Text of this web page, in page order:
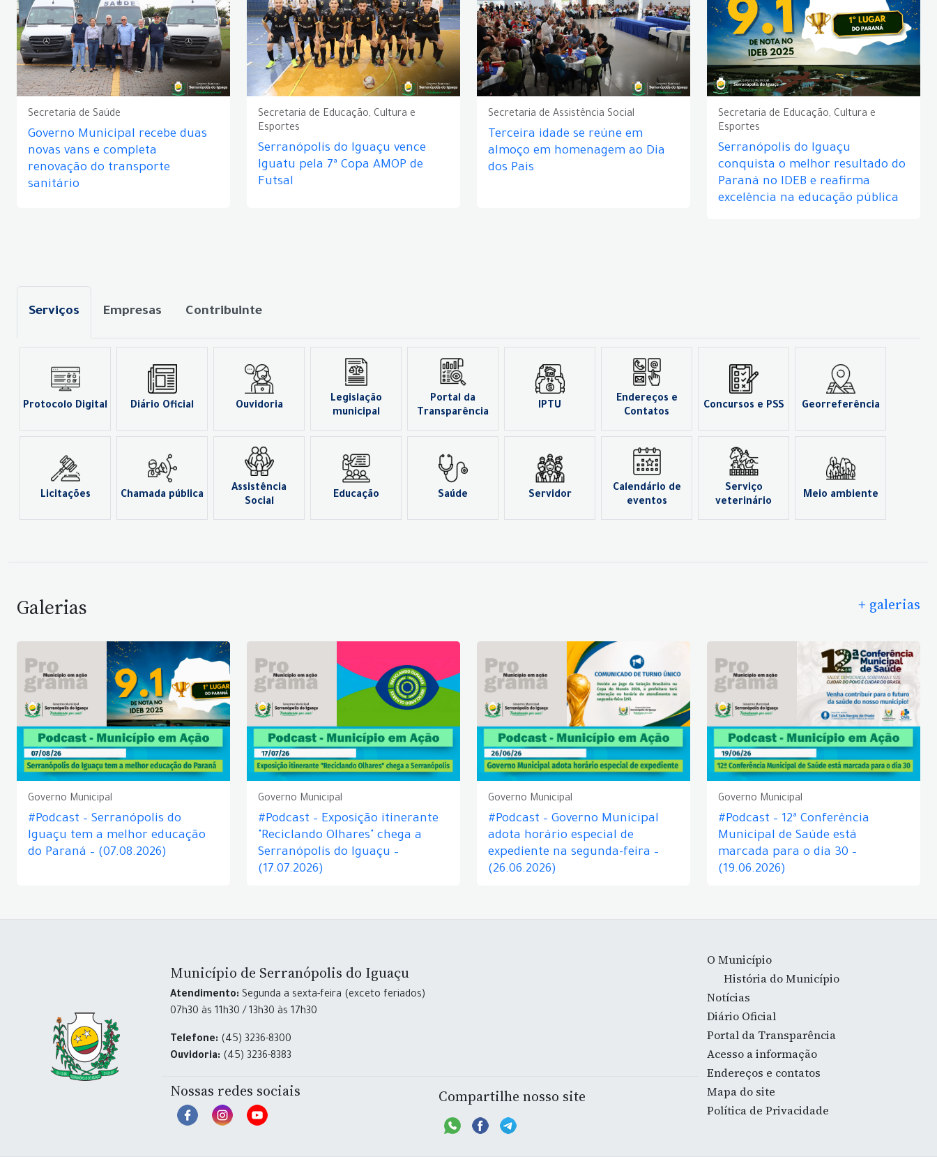
Secretaria de Saúde
Governo Municipal recebe duas
novas vans e completa
renovação do transporte
sanitário
Secretaria de Educação, Cultura e
Esportes
Serranópolis do Iguaçu vence
Iguatu pela 7ª Copa AMOP de
Futsal
Secretaria de Assistência Social
Terceira idade se reúne em
almoço em homenagem ao Dia
dos Pais
Secretaria de Educação, Cultura e
Esportes
Serranópolis do Iguaçu
conquista o melhor resultado do
Paraná no IDEB e reafirma
excelência na educação pública
Serviços Empresas Contribuinte
Protocolo Digital Diário Oficial Ouvidoria
Legislação
municipal
Portal da
Transparência
IPTU
Endereços e
Contatos
Concursos e PSS Georreferência
Licitações Chamada pública
Assistência
Social
Educação Saúde Servidor
Calendário de
eventos
Serviço
veterinário
Meio ambiente
Galerias + galerias
Governo Municipal
#Podcast – Serranópolis do
Iguaçu tem a melhor educação
do Paraná – (07.08.2026)
Governo Municipal
#Podcast – Exposição itinerante
"Reciclando Olhares" chega a
Serranópolis do Iguaçu –
(17.07.2026)
Governo Municipal
#Podcast – Governo Municipal
adota horário especial de
expediente na segunda-feira –
(26.06.2026)
Governo Municipal
#Podcast – 12ª Conferência
Municipal de Saúde está
marcada para o dia 30 –
(19.06.2026)
Município de Serranópolis do Iguaçu
Atendimento: Segunda a sexta-feira (exceto feriados)
07h30 às 11h30 / 13h30 às 17h30
Telefone: (45) 3236-8300
Ouvidoria: (45) 3236-8383
Nossas redes sociais Compartilhe nosso site
O Município
História do Município
Notícias
Diário Oficial
Portal da Transparência
Acesso a informação
Endereços e contatos
Mapa do site
Política de Privacidade